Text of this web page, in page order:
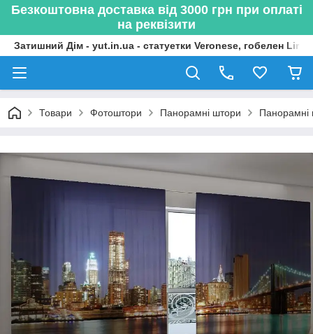
Безкоштовна доставка від 3000 грн при оплаті
на реквізити
Затишний Дім - yut.in.ua - статуетки Veronese, гобелен
Товари Фотоштори Панорамні штори Панорамні